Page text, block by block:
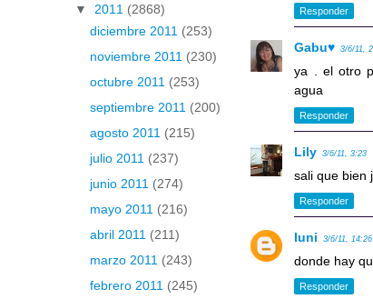
Responder
Gabu♥ 3/6/11,
ya . el otro
agua
Responder
Lily 3/6/11, 3:23
sali que bien
Responder
luni 3/6/11, 14:26
donde hay
Responder
▼ 2011 (2868)
diciembre 2011 (253)
noviembre 2011 (230)
octubre 2011 (253)
septiembre 2011 (200)
agosto 2011 (215)
julio 2011 (237)
junio 2011 (274)
mayo 2011 (216)
abril 2011 (211)
marzo 2011 (243)
febrero 2011 (245)